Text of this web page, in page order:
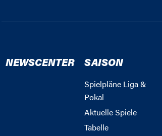
NEWSCENTER SAISON
Spielpläne Liga &
Pokal
Aktuelle Spiele
Tabelle